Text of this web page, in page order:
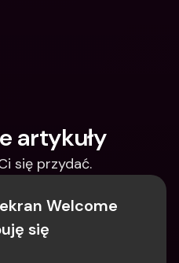
artykuły
się przydać.
Welcome
się